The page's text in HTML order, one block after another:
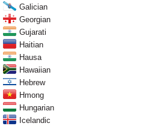
Galician
Georgian
Gujarati
Haitian
Hausa
Hawaiian
Hebrew
Hmong
Hungarian
Icelandic